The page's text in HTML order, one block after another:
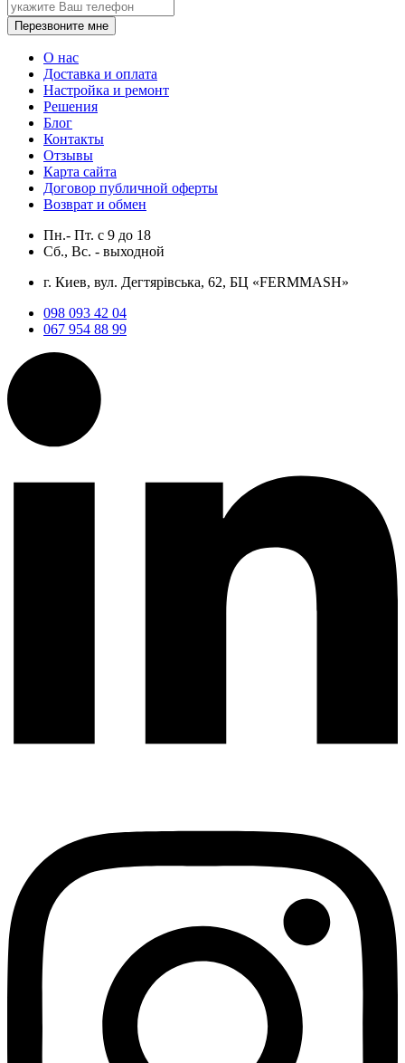
Перезвоните мне
О нас
Доставка и оплата
Настройка и ремонт
Решения
Блог
Контакты
Отзывы
Карта сайта
Договор публичной оферты
Возврат и обмен
Пн.- Пт. с 9 до 18
Сб., Вс. - выходной
г. Киев, вул. Дегтярівська, 62, БЦ «FERMMASH»
098 093 42 04
067 954 88 99